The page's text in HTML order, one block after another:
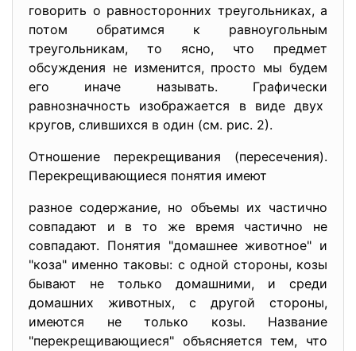
говорить о равносторонних треугольниках, а
потом обратимся к равноугольным
треугольникам, то ясно, что предмет
обсуждения не изменится, просто мы будем
его иначе называть. Графически
равнозначность изображается в виде двух
кругов, слившихся в один (см. рис. 2).
Отношение перекрещивания (пересечения).
Перекрещивающиеся понятия имеют
разное содержание, но объемы их частично
совпадают и в то же время частично не
совпадают. Понятия "домашнее животное" и
"коза" именно таковы: с одной стороны, козы
бывают не только домашними, и среди
домашних животных, с другой стороны,
имеются не только козы. Название
"перекрещивающиеся" объясняется тем, что